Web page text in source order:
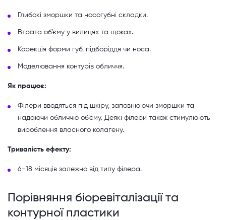
Глибокі зморшки та носогубні складки.
Втрата об’єму у вилицях та щоках.
Корекція форми губ, підборіддя чи носа.
Моделювання контурів обличчя.
Як працює:
Філери вводяться під шкіру, заповнюючи зморшки та
надаючи обличчю об’єму. Деякі філери також стимулюють
вироблення власного колагену.
Тривалість ефекту:
6–18 місяців залежно від типу філера.
Порівняння біоревіталізації та
контурної пластики